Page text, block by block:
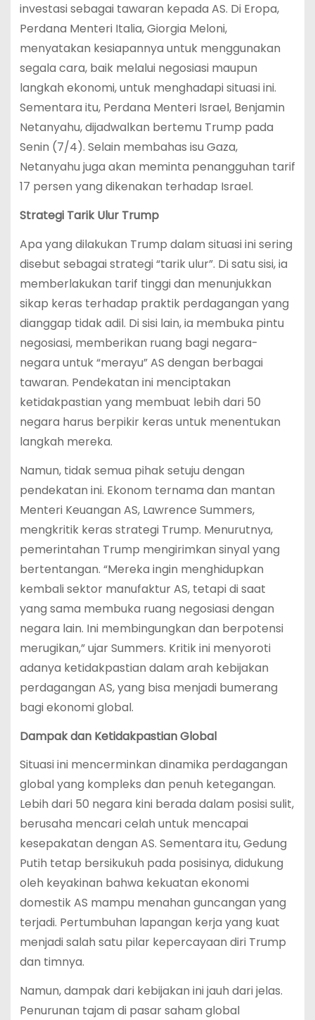
investasi sebagai tawaran kepada AS. Di Eropa,
Perdana Menteri Italia, Giorgia Meloni,
menyatakan kesiapannya untuk menggunakan
segala cara, baik melalui negosiasi maupun
langkah ekonomi, untuk menghadapi situasi ini.
Sementara itu, Perdana Menteri Israel, Benjamin
Netanyahu, dijadwalkan bertemu Trump pada
Senin (7/4). Selain membahas isu Gaza,
Netanyahu juga akan meminta penangguhan tarif
17 persen yang dikenakan terhadap Israel.
Strategi Tarik Ulur Trump
Apa yang dilakukan Trump dalam situasi ini sering
disebut sebagai strategi “tarik ulur”. Di satu sisi, ia
memberlakukan tarif tinggi dan menunjukkan
sikap keras terhadap praktik perdagangan yang
dianggap tidak adil. Di sisi lain, ia membuka pintu
negosiasi, memberikan ruang bagi negara-
negara untuk “merayu” AS dengan berbagai
tawaran. Pendekatan ini menciptakan
ketidakpastian yang membuat lebih dari 50
negara harus berpikir keras untuk menentukan
langkah mereka.
Namun, tidak semua pihak setuju dengan
pendekatan ini. Ekonom ternama dan mantan
Menteri Keuangan AS, Lawrence Summers,
mengkritik keras strategi Trump. Menurutnya,
pemerintahan Trump mengirimkan sinyal yang
bertentangan. “Mereka ingin menghidupkan
kembali sektor manufaktur AS, tetapi di saat
yang sama membuka ruang negosiasi dengan
negara lain. Ini membingungkan dan berpotensi
merugikan,” ujar Summers. Kritik ini menyoroti
adanya ketidakpastian dalam arah kebijakan
perdagangan AS, yang bisa menjadi bumerang
bagi ekonomi global.
Dampak dan Ketidakpastian Global
Situasi ini mencerminkan dinamika perdagangan
global yang kompleks dan penuh ketegangan.
Lebih dari 50 negara kini berada dalam posisi sulit,
berusaha mencari celah untuk mencapai
kesepakatan dengan AS. Sementara itu, Gedung
Putih tetap bersikukuh pada posisinya, didukung
oleh keyakinan bahwa kekuatan ekonomi
domestik AS mampu menahan guncangan yang
terjadi. Pertumbuhan lapangan kerja yang kuat
menjadi salah satu pilar kepercayaan diri Trump
dan timnya.
Namun, dampak dari kebijakan ini jauh dari jelas.
Penurunan tajam di pasar saham global